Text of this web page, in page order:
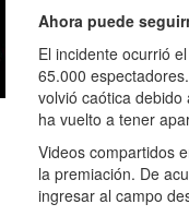
Ahora puede
El incidente ocurrió
65.000
volvió caótica
ha vuelto a tener
Videos compartidos
la premiación. De
ingresar al campo